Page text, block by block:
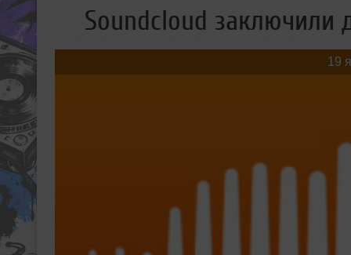
Танцевальные стили
Мужчина & Женщина
Soundcloud заключили
19